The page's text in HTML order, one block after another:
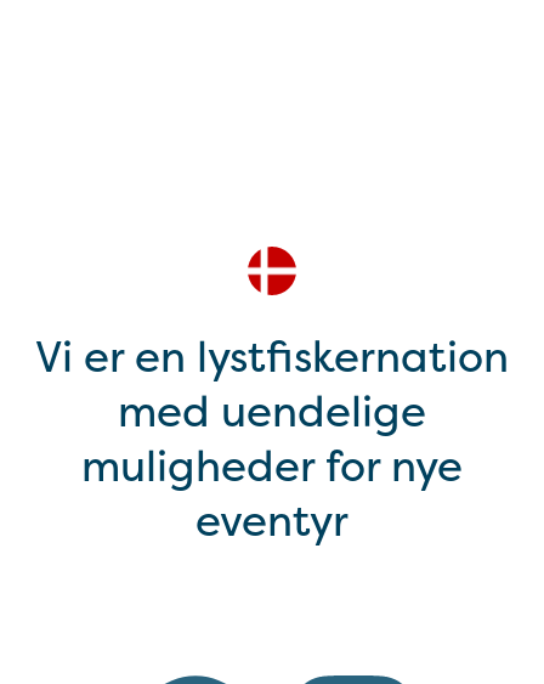
Vi er en lystfiskernation
med uendelige
muligheder for nye
eventyr